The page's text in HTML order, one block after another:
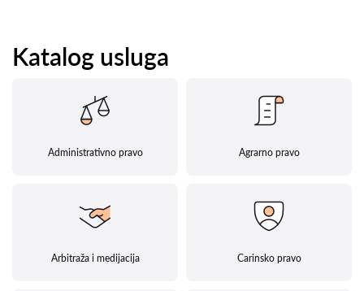
Katalog usluga
Administrativno pravo Agrarno pravo
Arbitraža i medijacija Carinsko pravo